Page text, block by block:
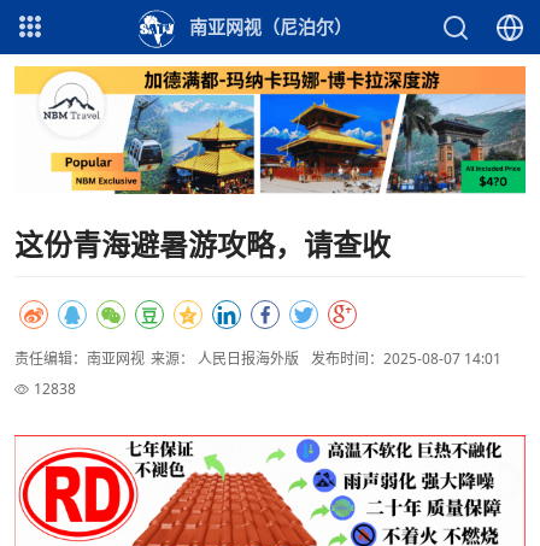
南亚网视（尼泊尔）
这份青海避暑游攻略，请查收
责任编辑：南亚网视 来源： 人民日报海外版
发布时间：2025-08-07 14:01
12838